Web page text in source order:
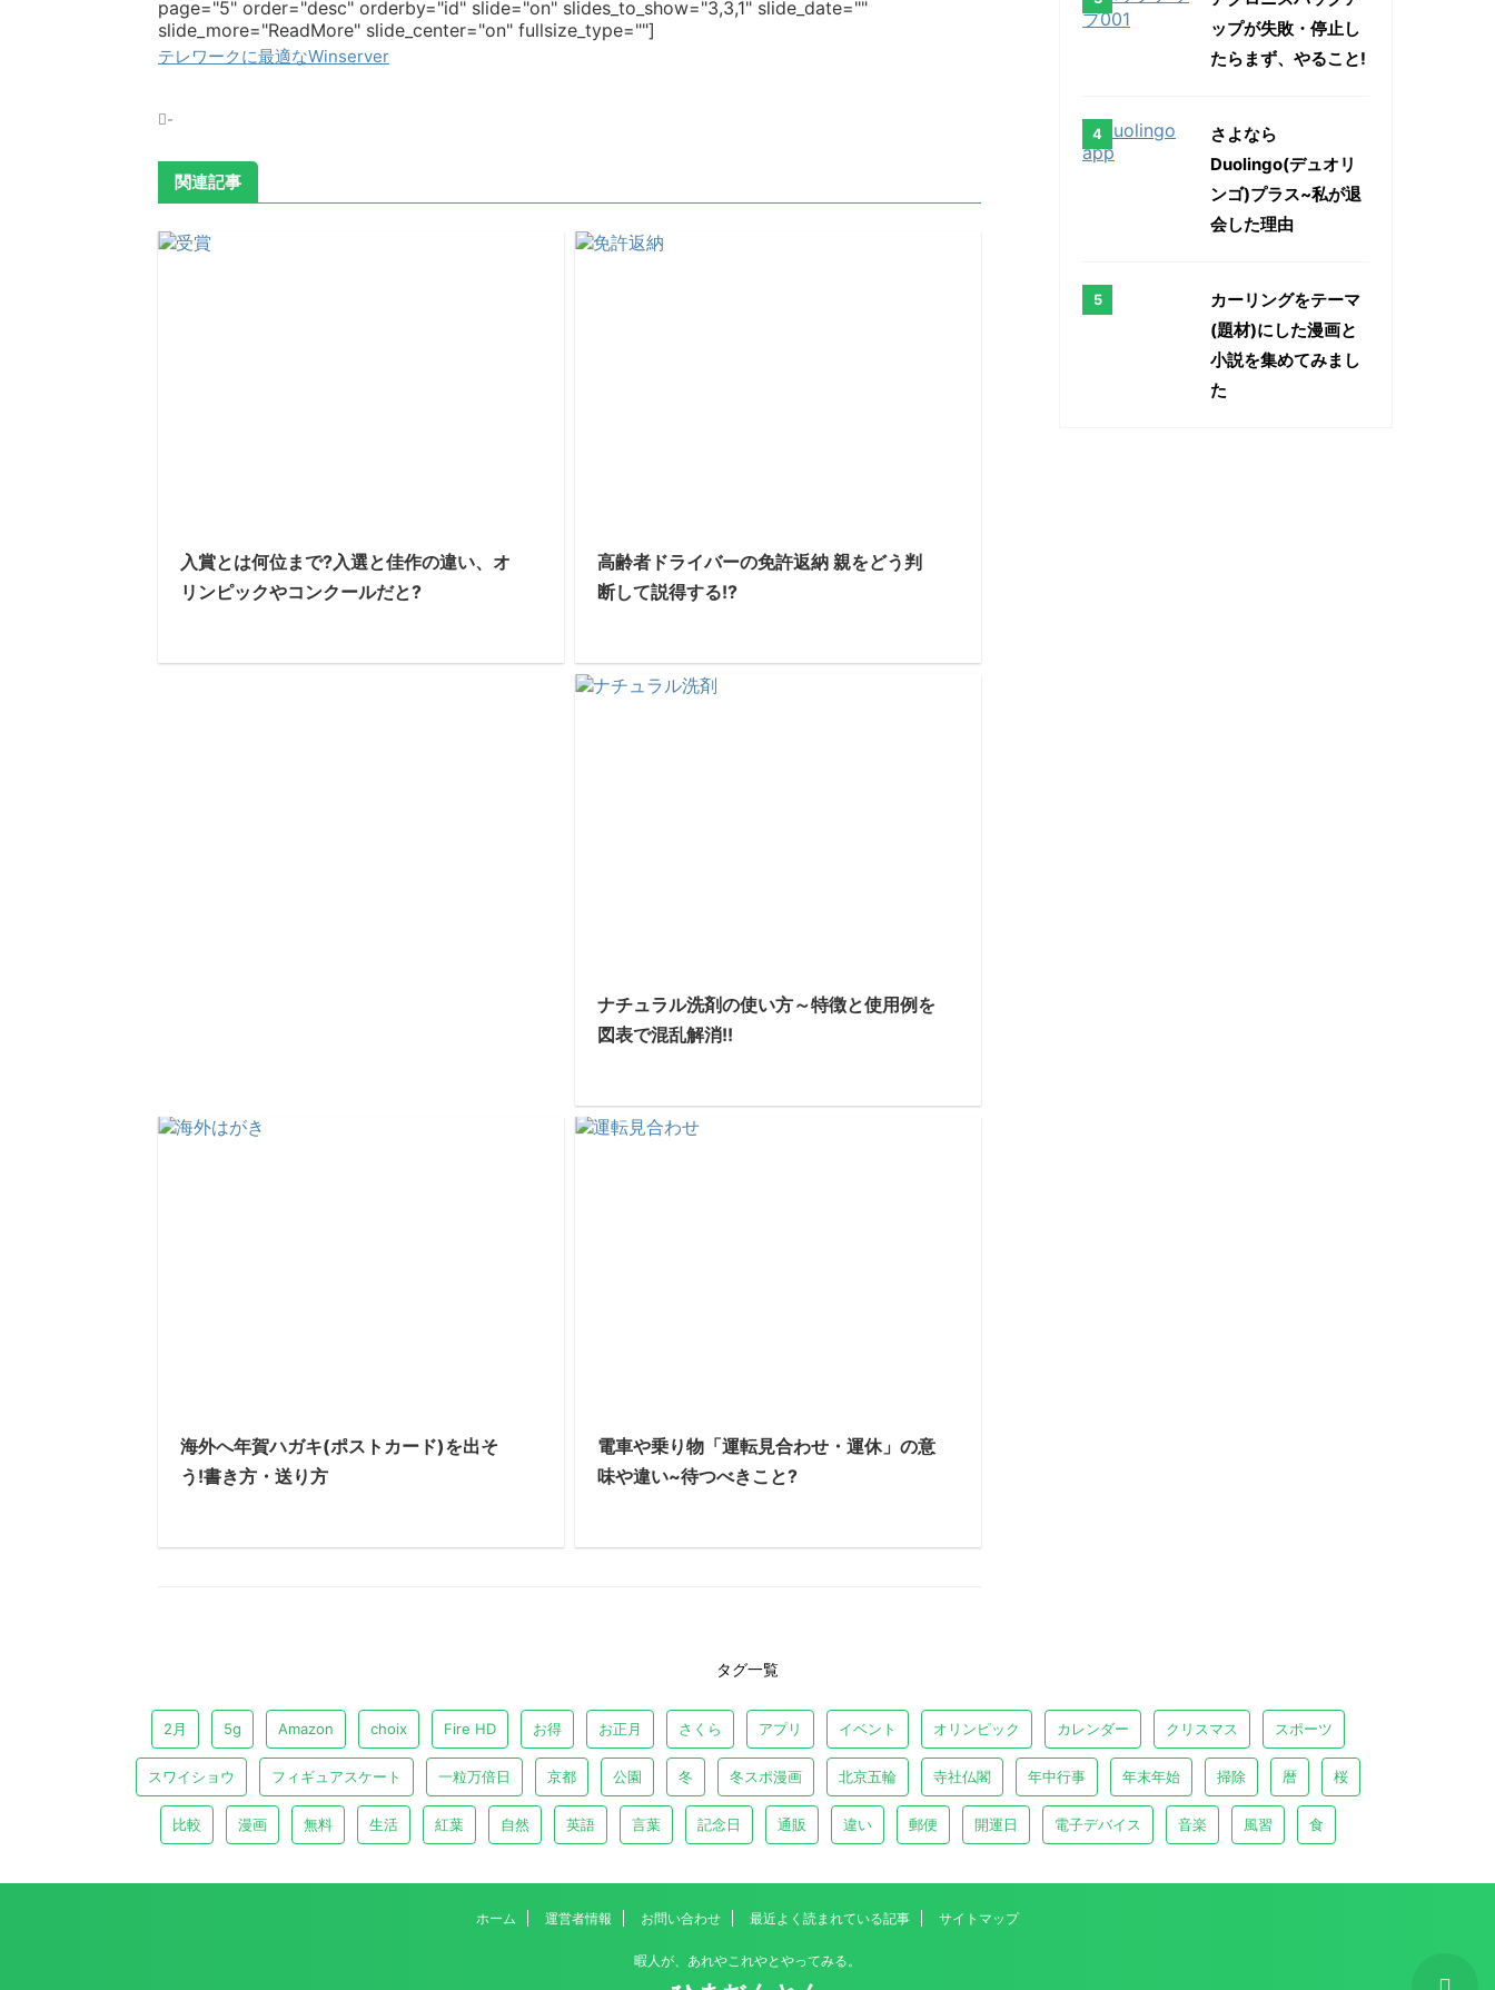
page="5" order="desc" orderby="id" slide="on" slides_to_show="3,3,1" slide_date=""
slide_more="ReadMore" slide_center="on" fullsize_type=""]
テレワークに最適なWinserver
-
関連記事
入賞とは何位まで?入選と佳作の違い、オ
リンピックやコンクールだと?
高齢者ドライバーの免許返納 親をどう判
断して説得する!?
ナチュラル洗剤の使い方～特徴と使用例を
図表で混乱解消!!
海外へ年賀ハガキ(ポストカード)を出そ
う!書き方・送り方
電車や乗り物「運転見合わせ・運休」の意
味や違い~待つべきこと?
ップが失敗・停止し
たらまず、やること!
さよなら
Duolingo(デュオリ
ンゴ)プラス~私が退
会した理由
カーリングをテーマ
(題材)にした漫画と
小説を集めてみまし
た
タグ一覧
2月 5g Amazon choix Fire HD お得 お正月 さくら アプリ イベント オリンピック カレンダー クリスマス スポーツ
スワイショウ フィギュアスケート 一粒万倍日 京都 公園 冬 冬スポ漫画 北京五輪 寺社仏閣 年中行事 年末年始 掃除 暦 桜
比較 漫画 無料 生活 紅葉 自然 英語 言葉 記念日 通販 違い 郵便 開運日 電子デバイス 音楽 風習 食
ホーム 運営者情報 お問い合わせ 最近よく読まれている記事 サイトマップ
暇人が、あれやこれやとやってみる。